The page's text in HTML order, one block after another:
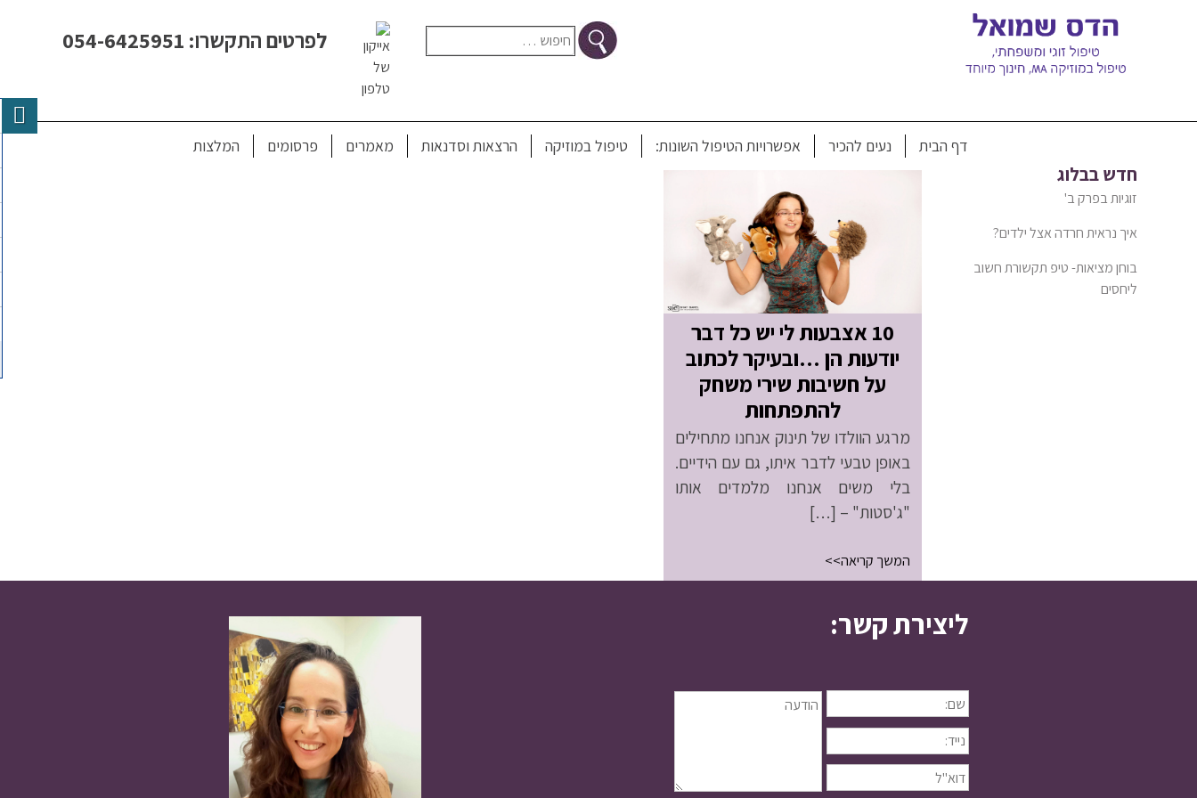
לפרטים התקשרו: 054-6425951 חיפוש:
דף הבית נעים להכיר אפשרויות הטיפול השונות: טיפול במוזיקה הרצאות וסדנאות מאמרים פרסומים המלצות
תגית: שירים להתפתחות מוטורית
חדש בבלוג
זוגיות בפרק ב'
איך נראית חרדה אצל ילדים?
בוחן מציאות- טיפ תקשורת חשוב
ליחסים
10 אצבעות לי יש כל דבר
יודעות הן …ובעיקר לכתוב
על חשיבות שירי משחק
להתפתחות
מרגע הוולדו של תינוק אנחנו מתחילים
באופן טבעי לדבר איתו, גם עם הידיים.
בלי משים אנחנו מלמדים אותו
"ג'סטות" – […]
המשך קריאה>>
ליצירת קשר: